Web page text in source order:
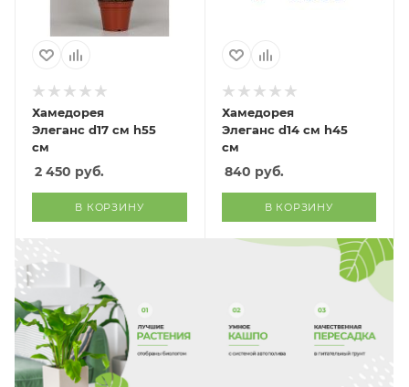
Хамедорея
Элеганс d17 см h55
см
2 450 руб.
В КОРЗИНУ
Хамедорея
Элеганс d14 см h45
см
840 руб.
В КОРЗИНУ